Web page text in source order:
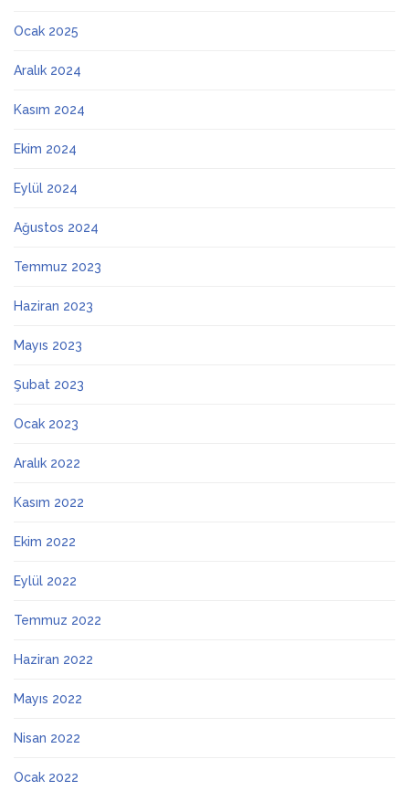
Ocak 2025
Aralık 2024
Kasım 2024
Ekim 2024
Eylül 2024
Ağustos 2024
Temmuz 2023
Haziran 2023
Mayıs 2023
Şubat 2023
Ocak 2023
Aralık 2022
Kasım 2022
Ekim 2022
Eylül 2022
Temmuz 2022
Haziran 2022
Mayıs 2022
Nisan 2022
Ocak 2022